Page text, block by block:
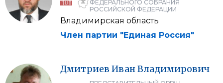
ФЕДЕРАЛЬНОГО СОБРАНИЯ
РОССИЙСКОЙ ФЕДЕРАЦИИ
Владимирская область
Член партии "Единая Россия"
Дмитриев ИванВладимирович